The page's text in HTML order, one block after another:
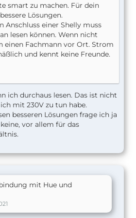
smart zu machen. Für dein
Lösungen.
Anschluss einer Shelly muss
lesen können. Wenn nicht
einen Fachmann vor Ort. Strom
und kennt keine Freunde.
ich durchaus lesen. Das ist nicht
mit 230V zu tun habe.
besseren Lösungen frage ich ja
vor allem für das
mit Hue und